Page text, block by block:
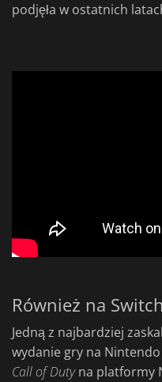
podjęła w ostatnich
Również na
Jedną z najbardziej
wydanie gry na
Call of Dutyna platformy